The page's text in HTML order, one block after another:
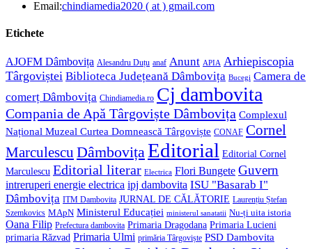
in
Email:chindiamedia2020 ( at ) gmail.comOpens
Etichete
AJOFM Dâmbovița Alesandru Duțu anaf Anunt APIA Arhiepiscopia
Târgoviștei Biblioteca Județeană Dâmbovița Bucegi Camera de
comerț Dâmbovița Chindiamedia.ro Cj dambovita
Compania de Apă Târgoviște Dâmbovița Complexul
Național Muzeal Curtea Domnească Târgoviște CONAF Cornel
Marculescu DâmbovițaEditorial Editorial Cornel
Marculescu Editorial literar Electrica Flori Bungete Guvern
intreruperi energie electrica ipj dambovita ISU "Basarab I"
Dâmbovița
ITM Dambovita JURNAL DE CĂLĂTORIE Laurențiu Ștefan
Szemkovics MApN Ministerul Educației ministerul sanatatii Nu-ți uita istoria
Oana Filip Prefectura dambovita Primaria Dragodana Primaria Lucieni
primaria Răzvad Primaria Ulmi primăria Târgoviște PSD Dambovita